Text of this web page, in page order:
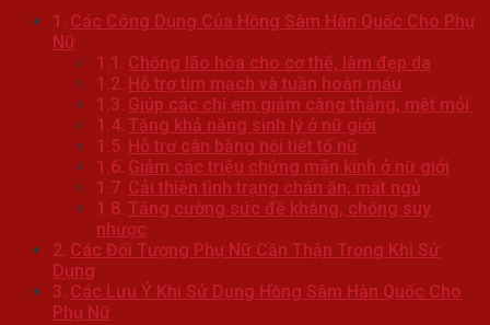
Các Công Dụng Của Hồng Sâm Hàn Quốc Cho Phụ
Nữ
Chống lão hóa cho cơ thể, làm đẹp da
Hỗ trợ tim mạch và tuần hoàn máu
Giúp các chị em giảm căng thẳng, mệt mỏi
Tăng khả năng sinh lý ở nữ giới
Hỗ trợ cân bằng nội tiết tố nữ
Giảm các triệu chứng mãn kinh ở nữ giới
Cải thiện tình trạng chán ăn, mất ngủ
Tăng cường sức đề kháng, chống suy
nhược
Các Đối Tượng Phụ Nữ Cần Thận Trọng Khi Sử
Dụng
Các Lưu Ý Khi Sử Dụng Hồng Sâm Hàn Quốc Cho
Phụ Nữ